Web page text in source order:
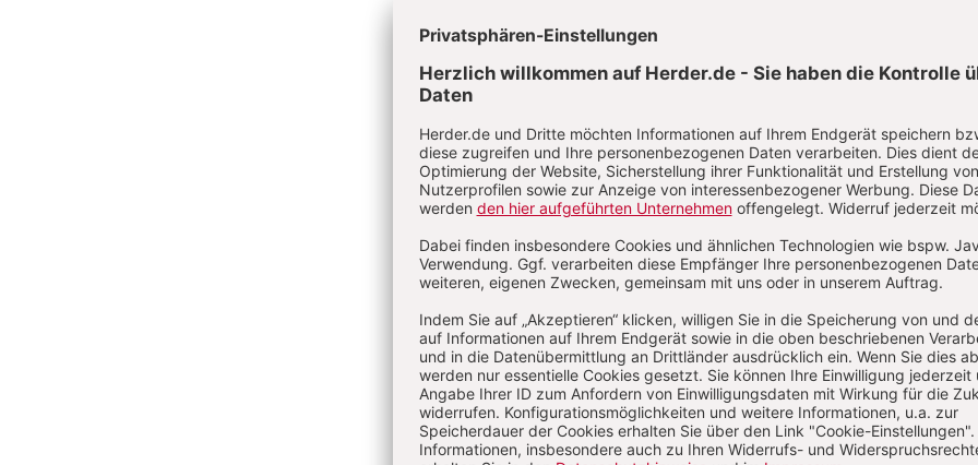
das Buch sichtbar, wie spiritueller Missbrauch funktioniert
wie er sich auf Betroffene auswirken kann. Das Zeugnis dieser
starken, beeindruckenden Frau ist eine Ermutigung für alle
Betroffenen und ein nachdrücklicher Appell an alle in der
geistlichen Begleitung Tätigen, sich ihrer Verantwortung
bewusst zu sein.
Autor/in
Birgit Abele, geb. 1972, ist
Sozialpädagogin und Heilpraktikerin für
Psychotherapie. Von 1992-2016 war sie
Mitglied einer geistlichen Gemeinschaft,